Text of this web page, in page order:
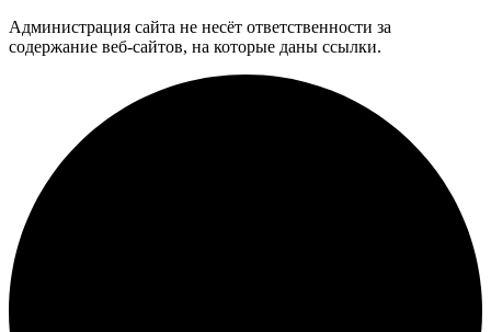
Администрация сайта не несёт ответственности за
содержание веб-сайтов, на которые даны ссылки.